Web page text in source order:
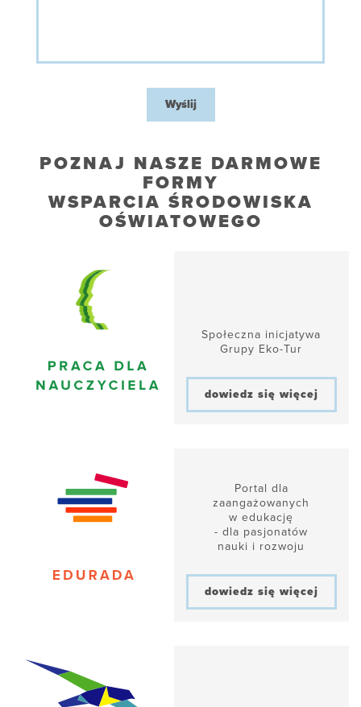
Wyślij
POZNAJ NASZE DARMOWE
FORMY
WSPARCIA ŚRODOWISKA
OŚWIATOWEGO
Społeczna inicjatywa
Grupy Eko-Tur
dowiedz się więcej
Portal dla
zaangażowanych
w edukację
- dla pasjonatów
nauki i rozwoju
dowiedz się więcej